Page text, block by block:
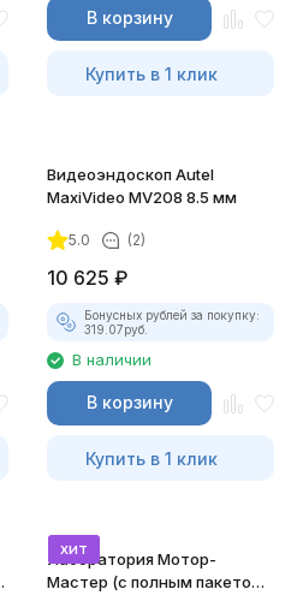
В корзину
Купить в 1 клик
Видеоэндоскоп Autel
MaxiVideo MV208 8.5 мм
5.0 (2)
10 625 ₽
Бонусных рублей за покупку:
319.07руб.
В наличии
В корзину
Купить в 1 клик
хит
Лаборатория Мотор-
Мастер (с полным пакетом